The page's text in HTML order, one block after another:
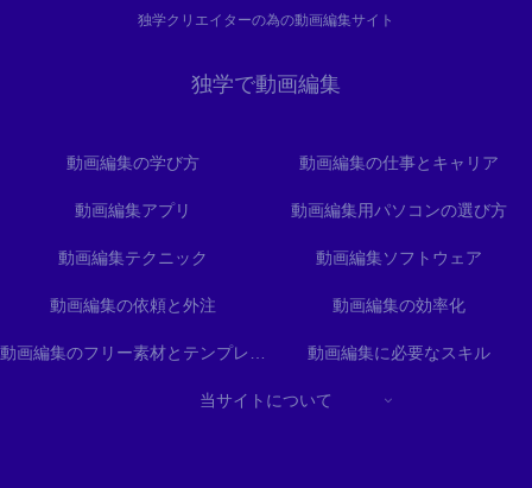
独学クリエイターの為の動画編集サイト
独学で動画編集
動画編集の学び方 動画編集の仕事とキャリア
動画編集アプリ 動画編集用パソコンの選び方
動画編集テクニック 動画編集ソフトウェア
動画編集の依頼と外注 動画編集の効率化
動画編集のフリー素材とテンプレート 動画編集に必要なスキル
当サイトについて